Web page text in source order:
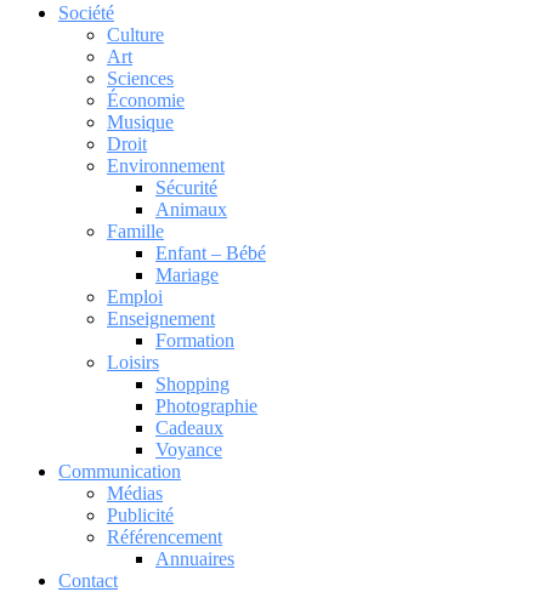
Société
Culture
Art
Sciences
Économie
Musique
Droit
Environnement
Sécurité
Animaux
Famille
Enfant – Bébé
Mariage
Emploi
Enseignement
Formation
Loisirs
Shopping
Photographie
Cadeaux
Voyance
Communication
Médias
Publicité
Référencement
Annuaires
Contact